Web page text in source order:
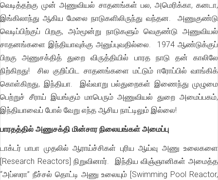
வெடித்தற்கு முன் அணுவியல் சாதனங்கள் பல, அமெரிக்கா, கனடா,
இங்கிலாந்து ஆகிய மேலை நாடுகளிலிருந்து வந்தன. அணுகுண்டு
வெடிப்பிற்குப் பிறகு, அம்மூன்று நாடுகளும் வெகுண்டு அணுவியல்
சாதனங்களை இந்தியாவுக்கு அனுப்புவதில்லை. 1974 ஆண்டுக்குப்
பிறகு அணுசக்தித் துறை விருத்தியில் பாரத நாடு தன் காலிலே
நிற்கிறது! சில குறிப்பிட சாதனங்களை மட்டும் ஈரோப்பில் வாங்கிக்
கொள்கிறது, இந்தியா. இவ்வாறு பல்துறைகள் இணைந்து முழுமை
பெற்றுச் சீராய் இயங்கும் மாபெரும் அணுவியல் துறை அமைப்பகம்,
இந்தியாவைப் போல் வேறு எந்த ஆசிய நாட்டிலும் இல்லை!
பாரதத்தில் அணுசக்தி மின்சார நிலையங்கள் அமைப்பு
டாக்டர் பாபா முதலில் ஆராய்ச்சிகள் புரிய ஆய்வு அணு உலைகளை
[Research Reactors] நிறுவினார். இந்திய விஞ்ஞானிகள் அமைத்த
“அப்ஸரா” நீச்சல் தொட்டி அணு உலையும் [Swimming Pool Reactor,